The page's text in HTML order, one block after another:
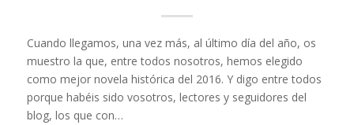
Cuando llegamos, una vez más, al último día del año, os
muestro la que, entre todos nosotros, hemos elegido
como mejor novela histórica del 2016. Y digo entre todos
porque habéis sido vosotros, lectores y seguidores del
blog, los que con…